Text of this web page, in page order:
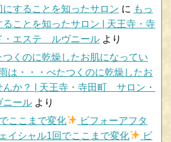
にすることを知ったサロン に もっ
ることを知ったサロン | 天王寺・寺
エステ ルヴニール より
くのに乾燥したお肌になってい
は・・・べたつくのに乾燥したお
んか？ | 天王寺・寺田町 サロン・
ール より
ここまで変化
ビフォーアフタ
イシャル1回でここまで変化
ビ